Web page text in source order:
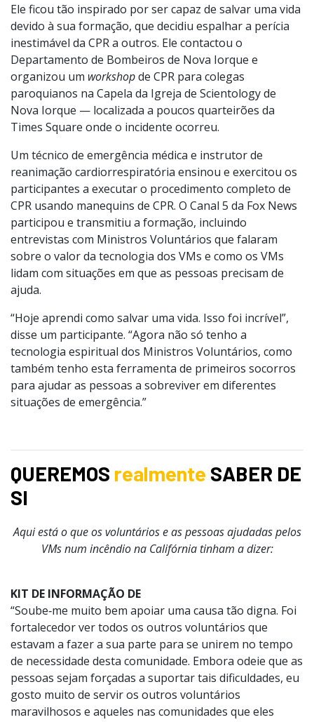
Ele ficou tão inspirado por ser capaz de salvar uma vida
devido à sua formação, que decidiu espalhar a perícia
inestimável da CPR a outros. Ele contactou o
Departamento de Bombeiros de Nova Iorque e
organizou um workshopde CPR para colegas
paroquianos na Capela da Igreja de Scientology de
Nova Iorque — localizada a poucos quarteirões da
Times Square onde o incidente ocorreu.
Um técnico de emergência médica e instrutor de
reanimação cardiorrespiratória ensinou e exercitou os
participantes a executar o procedimento completo de
CPR usando manequins de CPR. O Canal 5 da Fox News
participou e transmitiu a formação, incluindo
entrevistas com Ministros Voluntários que falaram
sobre o valor da tecnologia dos VMs e como os VMs
lidam com situações em que as pessoas precisam de
ajuda.
“Hoje aprendi como salvar uma vida. Isso foi incrível”,
disse um participante. “Agora não só tenho a
tecnologia espiritual dos Ministros Voluntários, como
também tenho esta ferramenta de primeiros socorros
para ajudar as pessoas a sobreviver em diferentes
situações de emergência.”
QUEREMOS realmente SABER DE
SI
Aqui está o que os voluntários e as pessoas ajudadas pelos
VMs num incêndio na Califórnia tinham a dizer:
KIT DE INFORMAÇÃO DE
“Soube‑me muito bem apoiar uma causa tão digna. Foi
fortalecedor ver todos os outros voluntários que
estavam a fazer a sua parte para se unirem no tempo
de necessidade desta comunidade. Embora odeie que as
pessoas sejam forçadas a suportar tais dificuldades, eu
gosto muito de servir os outros voluntários
maravilhosos e aqueles nas comunidades que eles